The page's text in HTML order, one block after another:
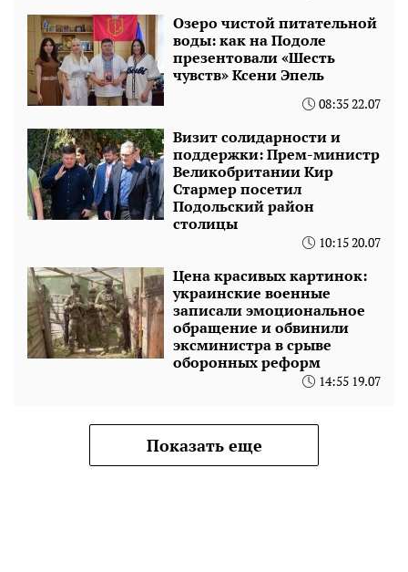
Озеро чистой питательной
воды: как на Подоле
презентовали «Шесть
чувств» Ксени Эпель
08:35 22.07
Визит солидарности и
поддержки: Прем-министр
Великобритании Кир
Стармер посетил
Подольский район
столицы
10:15 20.07
Цена красивых картинок:
украинские военные
записали эмоциональное
обращение и обвинили
эксминистра в срыве
оборонных реформ
14:55 19.07
Показать еще